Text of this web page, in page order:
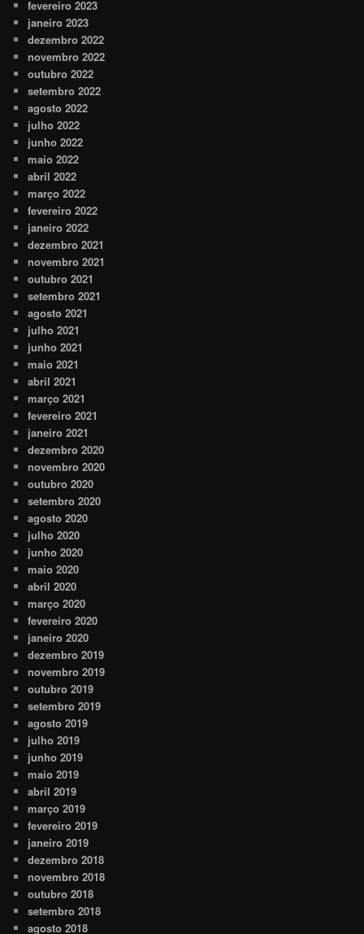
fevereiro 2023
janeiro 2023
dezembro 2022
novembro 2022
outubro 2022
setembro 2022
agosto 2022
julho 2022
junho 2022
maio 2022
abril 2022
março 2022
fevereiro 2022
janeiro 2022
dezembro 2021
novembro 2021
outubro 2021
setembro 2021
agosto 2021
julho 2021
junho 2021
maio 2021
abril 2021
março 2021
fevereiro 2021
janeiro 2021
dezembro 2020
novembro 2020
outubro 2020
setembro 2020
agosto 2020
julho 2020
junho 2020
maio 2020
abril 2020
março 2020
fevereiro 2020
janeiro 2020
dezembro 2019
novembro 2019
outubro 2019
setembro 2019
agosto 2019
julho 2019
junho 2019
maio 2019
abril 2019
março 2019
fevereiro 2019
janeiro 2019
dezembro 2018
novembro 2018
outubro 2018
setembro 2018
agosto 2018